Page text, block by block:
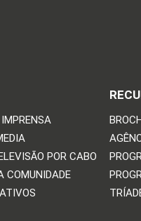
POR CABO
COMUNIDADE